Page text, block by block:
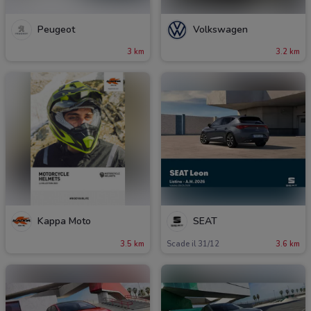
Peugeot
3 km
Volkswagen
3.2 km
Kappa Moto
3.5 km
SEAT
Scade il 31/12 3.6 km